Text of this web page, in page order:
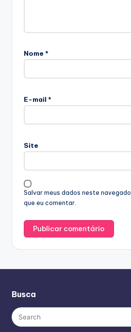
Nome *
E-mail *
Site
Salvar meus dados neste
que eu comentar.
Busca